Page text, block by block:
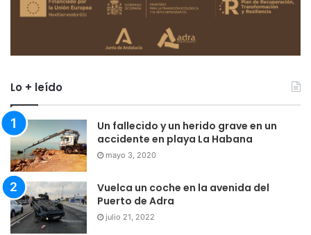
Lo + leído
Un fallecido y un herido grave en un
accidente en playa La Habana
mayo 3, 2020
Vuelca un coche en la avenida del
Puerto de Adra
julio 21, 2022